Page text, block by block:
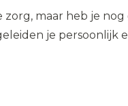
maar heb je
je persoonlijk